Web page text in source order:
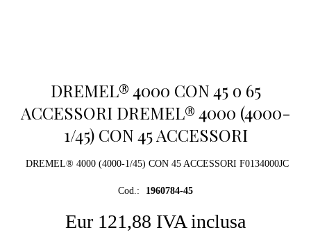
DREMEL® 4000 CON 45 o 65
ACCESSORI DREMEL® 4000 (4000-
1/45) CON 45 ACCESSORI
DREMEL® 4000 (4000-1/45) CON 45 ACCESSORI F0134000JC
Cod.: 1960784-45
Eur 121,88 IVA inclusa